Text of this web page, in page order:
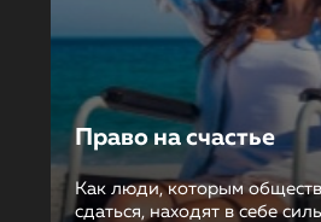
Право на счастье
Как люди, которым
сдаться, находят в себе